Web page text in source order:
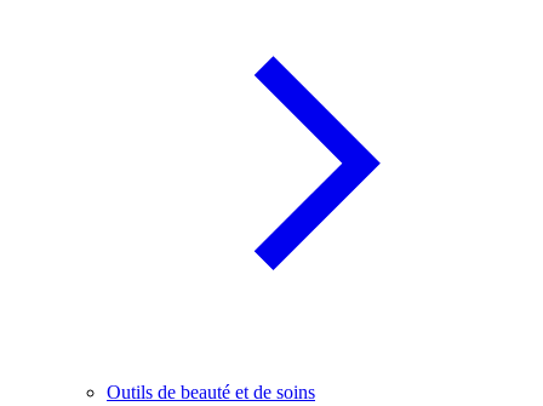
Outils de beauté et de soins